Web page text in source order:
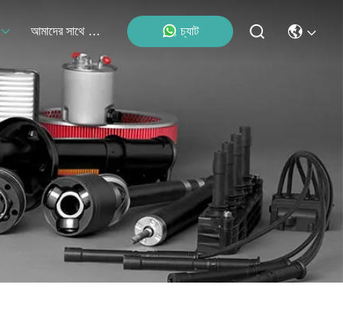
আমাদের সাথে যোগাযোগ চ্যাট